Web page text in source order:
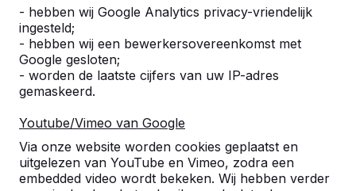
- hebben wij Google Analytics privacy-vriendelijk
ingesteld;
- hebben wij een bewerkersovereenkomst met
Google gesloten;
- worden de laatste cijfers van uw IP-adres
gemaskeerd.
Youtube/Vimeo van Google
Via onze website worden cookies geplaatst en
uitgelezen van YouTube en Vimeo, zodra een
embedded video wordt bekeken. Wij hebben verder
Pingpongtafels -->
Een speltafel voor oneindig
buitenspeelplezier:
Voetvolleybal is een
van tafeltennis en